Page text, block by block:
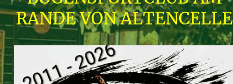
RANDE VON ALTENCELLE